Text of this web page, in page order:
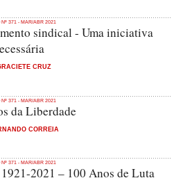
Nº 371 - MAR/ABR 2021
sindical - Uma iniciativa
CRUZ
Nº 371 - MAR/ABR 2021
da Liberdade
CORREIA
Nº 371 - MAR/ABR 2021
2021 – 100 Anos de Luta